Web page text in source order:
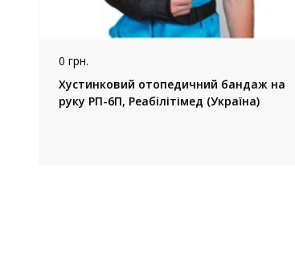
0 грн.
Хустинковий отопедичний бандаж на
руку РП-6П, Реабілітімед (Україна)